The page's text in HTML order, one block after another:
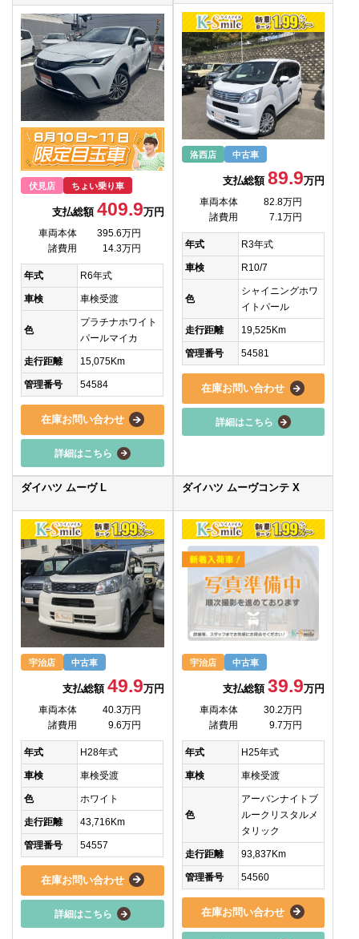
伏見店 ちょい乗り車
支払総額 409.9万円
車両本体
395.6万円
諸費用
14.3万円
年式 R6年式
車検 車検受渡
色
プラチナホワイト
パールマイカ
走行距離 15,075Km
管理番号 54584
在庫お問い合わせ
詳細はこちら
洛西店 中古車
支払総額89.9万円
車両本体
82.8万円
諸費用
7.1万円
年式 R3年式
車検 R10/7
色
シャイニングホワ
イトパール
走行距離 19,525Km
管理番号 54581
在庫お問い合わせ
詳細はこちら
ダイハツ ムーヴ L
宇治店 中古車
支払総額 49.9万円
車両本体
40.3万円
諸費用
9.6万円
年式 H28年式
車検 車検受渡
色 ホワイト
走行距離 43,716Km
管理番号 54557
在庫お問い合わせ
詳細はこちら
ダイハツ ムーヴコンテ X
宇治店 中古車
支払総額39.9万円
車両本体
30.2万円
諸費用
9.7万円
年式 H25年式
車検 車検受渡
色
アーバンナイトブ
ルークリスタルメ
タリック
走行距離 93,837Km
管理番号 54560
在庫お問い合わせ